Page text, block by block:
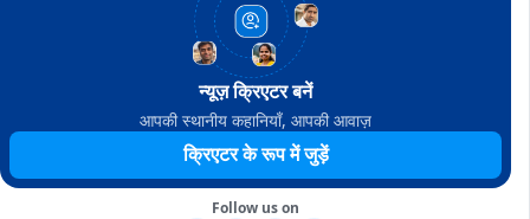
न्यूज़ क्रिएटर बनें
आपकी स्थानीय कहानियाँ, आपकी आवाज़
क्रिएटर के रूप में जुड़ें
Follow us on